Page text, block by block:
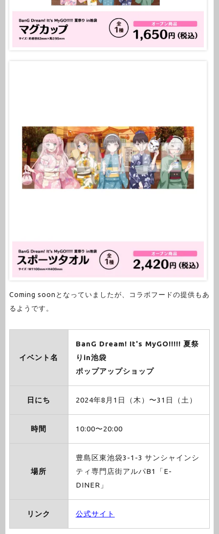
Coming soonとなっていましたが、コラボフードの提供もあ
るようです。
イベント名
BanG Dream! It's MyGO!!!!! 夏祭
りin池袋
ポップアップショップ
日にち 2024年8月1日（木）〜31日（土）
時間 10:00〜20:00
場所
豊島区東池袋3-1-3 サンシャインシ
ティ専門店街アルパB1「E-
DINER」
リンク 公式サイト